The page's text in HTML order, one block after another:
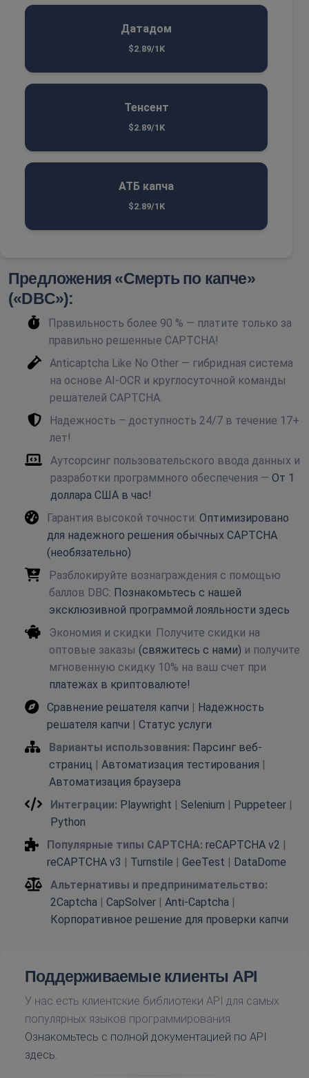
Датадом
$2.89/1K
Тенсент
$2.89/1K
АТБ капча
$2.89/1K
Предложения «Смерть по капче»
(«DBC»):
Правильность более 90 % — платите только за
правильно решенные CAPTCHA!
Anticaptcha Like No Other — гибридная система
на основе AI-OCR и круглосуточной команды
решателей CAPTCHA.
Надежность – доступность 24/7 в течение 17+
лет!
Аутсорсинг пользовательского ввода данных и
разработки программного обеспечения — От 1
доллара США в час!
Гарантия высокой точности: Оптимизировано
для надежного решения обычных CAPTCHA
(необязательно)
Разблокируйте вознаграждения с помощью
баллов DBC: Познакомьтесь с нашей
эксклюзивной программой лояльности здесь
Экономия и скидки. Получите скидки на
оптовые заказы (свяжитесь с нами) и получите
мгновенную скидку 10% на ваш счет при
платежах в криптовалюте!
Сравнение решателя капчи | Надежность
решателя капчи | Статус услуги
Варианты использования: Парсинг веб-
страниц | Автоматизация тестирования |
Автоматизация браузера
Интеграции: Playwright | Selenium | Puppeteer |
Python
Популярные типы CAPTCHA: reCAPTCHA v2 |
reCAPTCHA v3 | Turnstile | GeeTest | DataDome
Альтернативы и предпринимательство:
2Captcha | CapSolver | Anti-Captcha |
Корпоративное решение для проверки капчи
Поддерживаемые клиенты API
У нас есть клиентские библиотеки API для самых
популярных языков программирования.
Ознакомьтесь с полной документацией по API
здесь.